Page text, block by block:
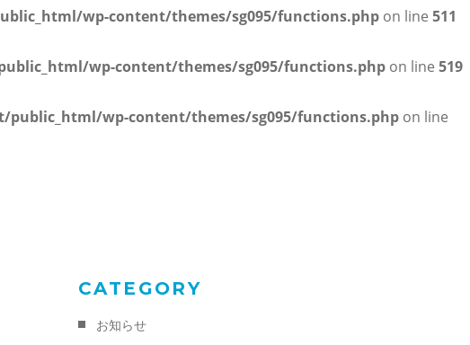
wp-content/themes/sg095/functions.php on line 511
wp-content/themes/sg095/functions.php on line 519
public_html/wp-content/themes/sg095/functions.php on line
CATEGORY
お知らせ